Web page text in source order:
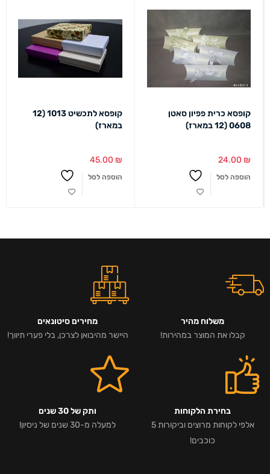
קופסא כרית פפיון סאטן
0608 (12 במארז)
24.00 ₪
הוספה לסל
קופסא לתכשיט 1013 (12
במארז)
45.00 ₪
הוספה לסל
משלוח מהיר
קבלו את המוצר במהירות!
מחירים סיטונאים
היישר מהיבואן לצרכן, בלי פערי תיווך!
בחירת הלקוחות
אלפי לקוחות מרוצים וביקורות 5
כוכבים!
ותק של 30 שנים
למעלה מ-30 שנים של ניסיון!